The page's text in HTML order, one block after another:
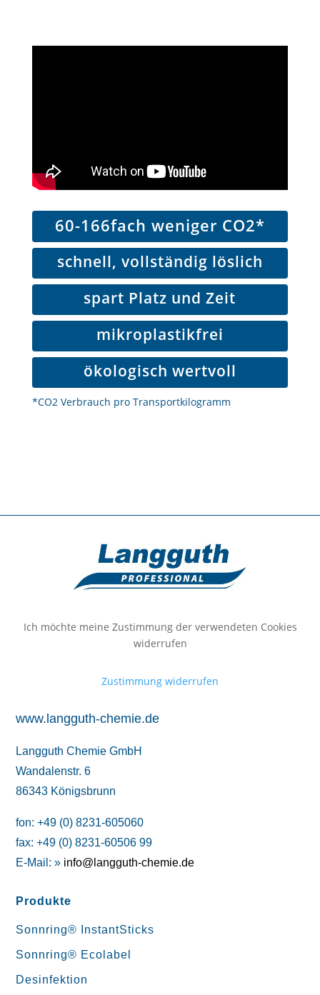
60-166fach weniger CO2*
schnell, vollständig löslich
spart Platz und Zeit
mikroplastikfrei
ökologisch wertvoll
*CO2 Verbrauch pro Transportkilogramm
Ich möchte meine Zustimmung der verwendeten Cookies
widerrufen
Zustimmung widerrufen
www.langguth-chemie.de
Langguth Chemie GmbH
Wandalenstr. 6
86343 Königsbrunn
fon: +49 (0) 8231-605060
fax: +49 (0) 8231-60506 99
E-Mail: » info@langguth-chemie.de
Produkte
Sonnring® InstantSticks
Sonnring® Ecolabel
Desinfektion